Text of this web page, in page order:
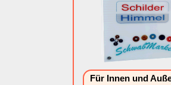
Für Innen und